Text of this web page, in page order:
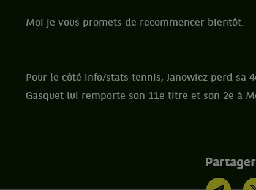
Moi je vous promets de recommencer bientôt.
Pour le côté info/stats tennis, Janowicz perd sa
Gasquet lui remporte son 11e titre et son 2e à